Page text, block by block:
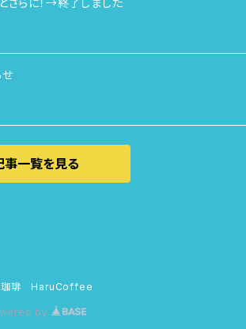
さらに！→終了しました
せ
事一覧を見る
琲 HaruCoffee
by